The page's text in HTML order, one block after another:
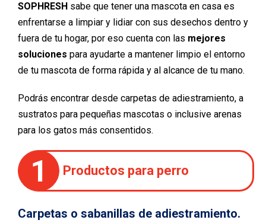
SOPHRESH sabe que tener una mascota en casa es
enfrentarse a limpiar y lidiar con sus desechos dentro y
fuera de tu hogar, por eso cuenta con las mejores
soluciones para ayudarte a mantener limpio el entorno
de tu mascota de forma rápida y al alcance de tu mano.
Podrás encontrar desde carpetas de adiestramiento, a
sustratos para pequeñas mascotas o inclusive arenas
para los gatos más consentidos.
1 Productos para perro
Carpetas o sabanillas de adiestramiento.